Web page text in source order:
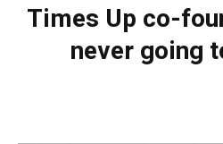
Times Up co-
never going